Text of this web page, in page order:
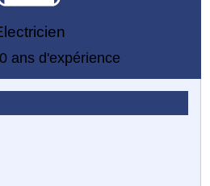
ans d'expérience